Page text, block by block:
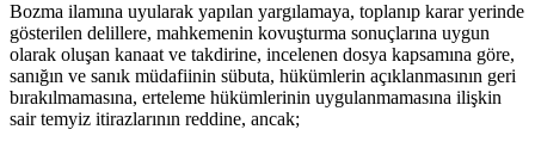
Bozma ilamına uyularak yapılan yargılamaya, toplanıp karar yerinde
gösterilen delillere, mahkemenin kovuşturma sonuçlarına uygun
olarak oluşan kanaat ve takdirine, incelenen dosya kapsamına göre,
sanığın ve sanık müdafiinin sübuta, hükümlerin açıklanmasının geri
bırakılmamasına, erteleme hükümlerinin uygulanmamasına ilişkin
sair temyiz itirazlarının reddine, ancak;